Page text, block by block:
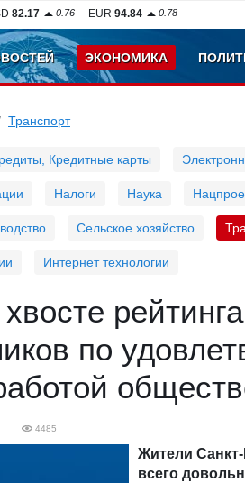
82.17 0.76 EUR 94.84 0.78
ЭКОНОМИКА
Транспорт
Кредитные карты
Налоги Наука
Сельское хозяйство
Интернет технологии
по
4485
Жители
всего